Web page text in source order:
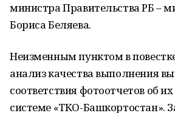
министра Правительства РБ –
Бориса Беляева.
Неизменным пунктом в
анализ качества выполнения
соответствия фотоотчетов об
системе «ТКО-Башкортостан».